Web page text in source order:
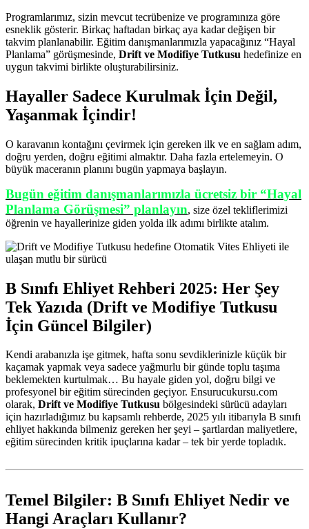
Programlarımız, sizin mevcut tecrübenize ve programınıza göre
esneklik gösterir. Birkaç haftadan birkaç aya kadar değişen bir
takvim planlanabilir. Eğitim danışmanlarımızla yapacağınız “Hayal
Planlama” görüşmesinde, Drift ve Modifiye Tutkusu hedefinize en
uygun takvimi birlikte oluşturabilirsiniz.
Hayaller Sadece Kurulmak İçin Değil,
Yaşanmak İçindir!
O karavanın kontağını çevirmek için gereken ilk ve en sağlam adım,
doğru yerden, doğru eğitimi almaktır. Daha fazla ertelemeyin. O
büyük maceranın planını bugün yapmaya başlayın.
Bugün eğitim danışmanlarımızla ücretsiz bir “Hayal
Planlama Görüşmesi” planlayın, size özel tekliflerimizi
öğrenin ve hayallerinize giden yolda ilk adımı birlikte atalım.
B Sınıfı Ehliyet Rehberi 2025: Her Şey
Tek Yazıda (Drift ve Modifiye Tutkusu
İçin Güncel Bilgiler)
Kendi arabanızla işe gitmek, hafta sonu sevdiklerinizle küçük bir
kaçamak yapmak veya sadece yağmurlu bir günde toplu taşıma
beklemekten kurtulmak… Bu hayale giden yol, doğru bilgi ve
profesyonel bir eğitim sürecinden geçiyor. Ensurucukursu.com
olarak, Drift ve Modifiye Tutkusu bölgesindeki sürücü adayları
için hazırladığımız bu kapsamlı rehberde, 2025 yılı itibarıyla B sınıfı
ehliyet hakkında bilmeniz gereken her şeyi – şartlardan maliyetlere,
eğitim sürecinden kritik ipuçlarına kadar – tek bir yerde topladık.
Temel Bilgiler: B Sınıfı Ehliyet Nedir ve
Hangi Araçları Kullanır?